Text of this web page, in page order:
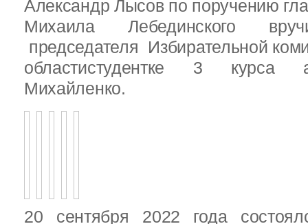
Александр Лысов по поручению
Михаила Лебединского
председателя Избирательной
областистудентке 3 курса
Михайленко.
20 сентября 2022 года